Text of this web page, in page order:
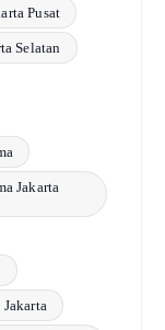
Pusat
Selatan
Jakarta